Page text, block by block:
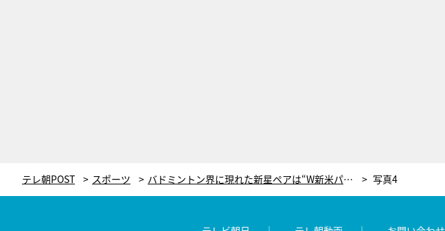
テレ朝POST スポーツ バドミントン界に現れた新星ペアは“W新米パパ” 日本男子ダブルス史上初の偉業、その前には「よし人生変えようか」 写真4